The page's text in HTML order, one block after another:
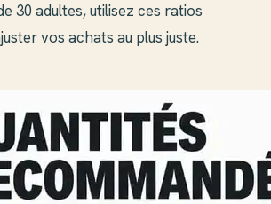
30 adultes, utilisez ces ratios
vos achats au plus juste.